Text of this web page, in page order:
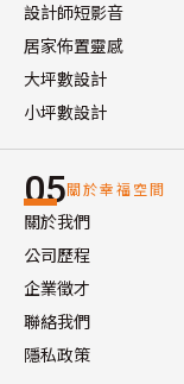
設計師短影音
居家佈置靈感
大坪數設計
小坪數設計
05關於幸福空間
關於我們
公司歷程
企業徵才
聯絡我們
隱私政策